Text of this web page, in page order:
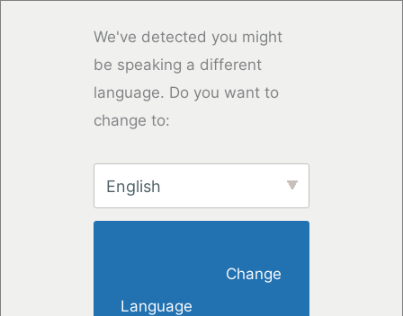
We've detected you might
be speaking a different
language. Do you want to
change to:
English
Language